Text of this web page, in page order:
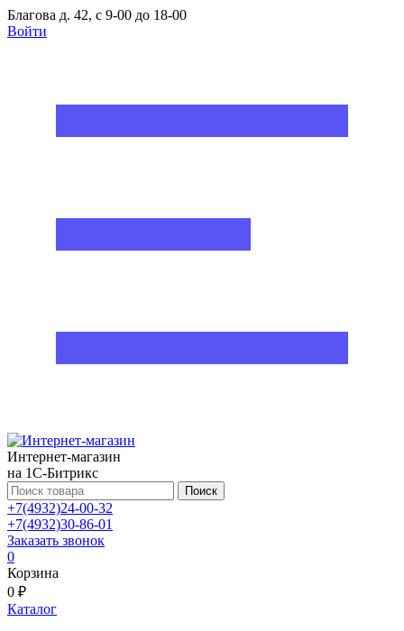
Благова д. 42, с 9-00 до 18-00
Войти
Интернет-магазин
на 1С-Битрикс
Поиск
+7(4932)24-00-32
+7(4932)30-86-01
Заказать звонок
0
Корзина
0 ₽
Каталог